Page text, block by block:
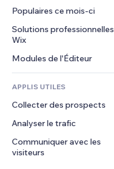
Financement participatif
Alimentation et boissons
Partage de fichiers
Actualités
Services de contenu
Effets de texte
Boutons et menus
Bannières et badges
Calculateurs
Rechercher
Commentaires
Téléphone
Communauté
Avis et commentaires
Populaires ce mois‑ci
Solutions professionnelles
Wix
Modules de l'Éditeur
APPLIS UTILES
Collecter des prospects
Analyser le trafic
Communiquer avec les
visiteurs